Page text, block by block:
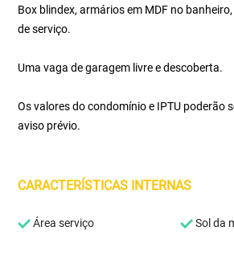
Box blindex, armários em MDF no
de serviço.
Uma vaga de garagem livre e descoberta.
Os valores do condomínio e IPTU poderão
aviso prévio.
CARACTERÍSTICAS INTERNAS
Área serviço Sol da